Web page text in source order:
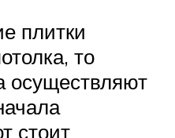
плитки
то
осуществляют
стоит